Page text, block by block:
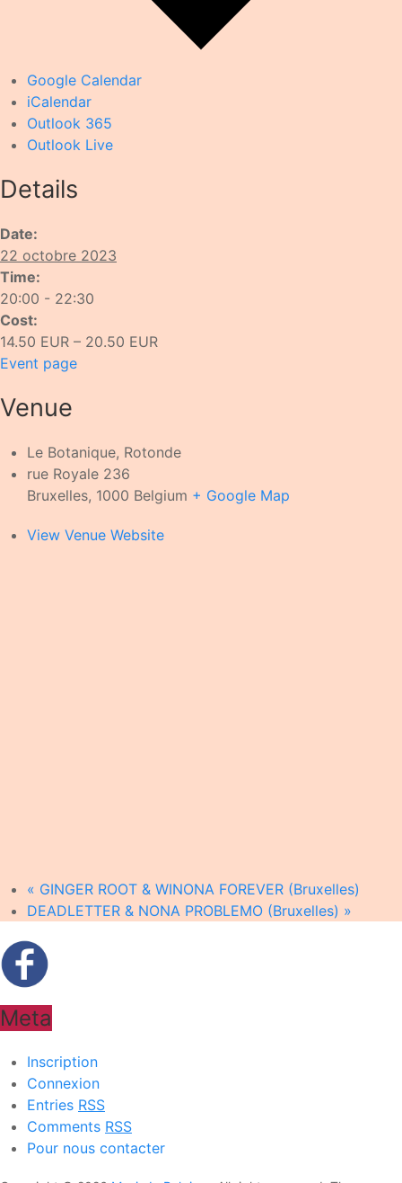
Google Calendar
iCalendar
Outlook 365
Outlook Live
Details
Date:
22 octobre 2023
Time:
20:00 - 22:30
Cost:
14.50 EUR – 20.50 EUR
Event page
Venue
Le Botanique, Rotonde
rue Royale 236
Bruxelles, 1000 Belgium + Google Map
View Venue Website
« GINGER ROOT & WINONA FOREVER (Bruxelles)
DEADLETTER & NONA PROBLEMO (Bruxelles) »
Meta
Inscription
Connexion
Entries RSS
Comments RSS
Pour nous contacter